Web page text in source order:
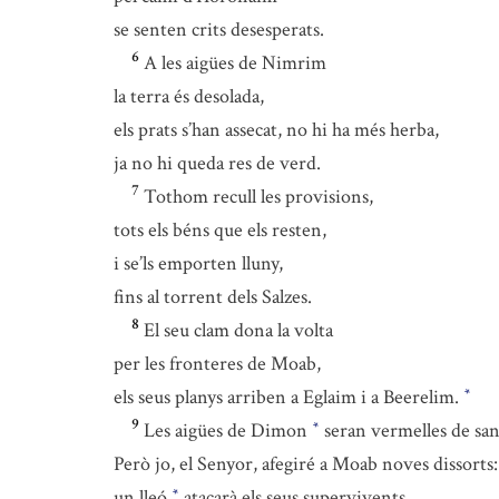
se senten crits desesperats.
6 A les aigües de Nimrim
la terra és desolada,
els prats s’han assecat, no hi ha més herba,
ja no hi queda res de verd.
7 Tothom recull les provisions,
tots els béns que els resten,
i se’ls emporten lluny,
fins al torrent dels Salzes.
8 El seu clam dona la volta
per les fronteres de Moab,
els seus planys arriben a Eglaim i a Beerelim. *
9 Les aigües de Dimon * seran vermelles de
Però jo, el Senyor, afegiré a Moab noves dissorts:
*